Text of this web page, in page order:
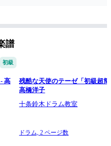
布） ▼
25336
譜
初級
高
残酷な天使のテーゼ「初級超
高橋洋子
十条鈴木ドラム教室
ドラム,2 ページ数